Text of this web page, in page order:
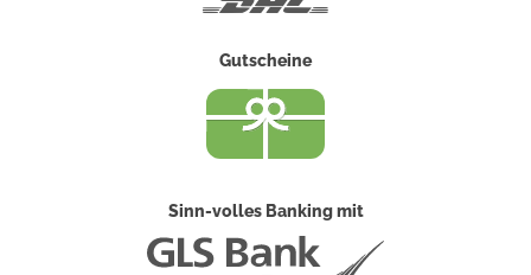
Gutscheine
Sinn-volles Banking mit